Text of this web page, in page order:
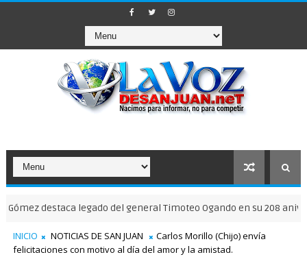
destaca legado del general Timoteo Ogando en su 208 aniversario
INICIO NOTICIAS DE SAN JUAN
Carlos Morillo (Chijo) envía
felicitaciones con motivo al día del amor y la amistad.